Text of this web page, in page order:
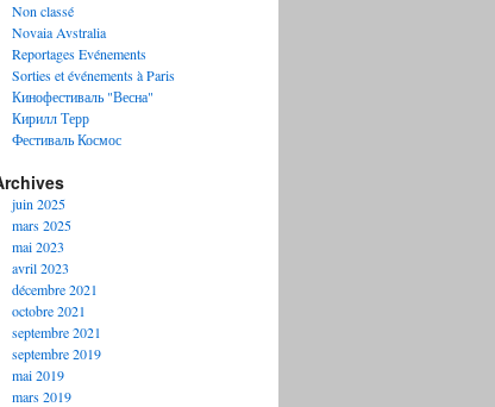
Non classé
Novaia Avstralia
Reportages Evénements
Sorties et événements à Paris
Кинофестиваль "Весна"
Кирилл Терр
Фестиваль Космос
juin 2025
mars 2025
mai 2023
avril 2023
décembre 2021
octobre 2021
septembre 2021
septembre 2019
mai 2019
mars 2019